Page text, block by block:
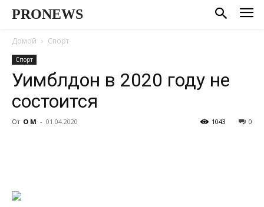
PRONEWS
Домой Спорт
Спорт
Уимблдон в 2020 году не
состоится
От О М - 01.04.2020 0
1043